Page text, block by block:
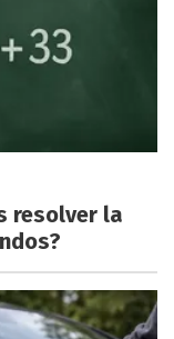
resolver la